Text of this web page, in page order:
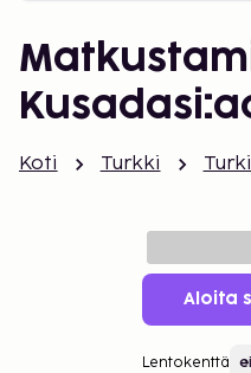
Koti Turkki
Aloita
Lentokenttä